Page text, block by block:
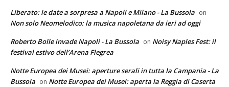
Liberato: le date a sorpresa a Napoli e Milano - La Bussola on
Non solo Neomelodico: la musica napoletana da ieri ad oggi
Roberto Bolle invade Napoli - La Bussola on Noisy Naples Fest: il
festival estivo dell’Arena Flegrea
Notte Europea dei Musei: aperture serali in tutta la Campania - La
Bussola on Notte Europea dei Musei: aperta la Reggia di Caserta